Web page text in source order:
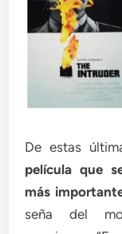
De estas
película que
más
seña del